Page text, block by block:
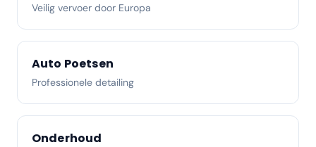
Veilig vervoer door Europa
Auto Poetsen
Professionele detailing
Onderhoud